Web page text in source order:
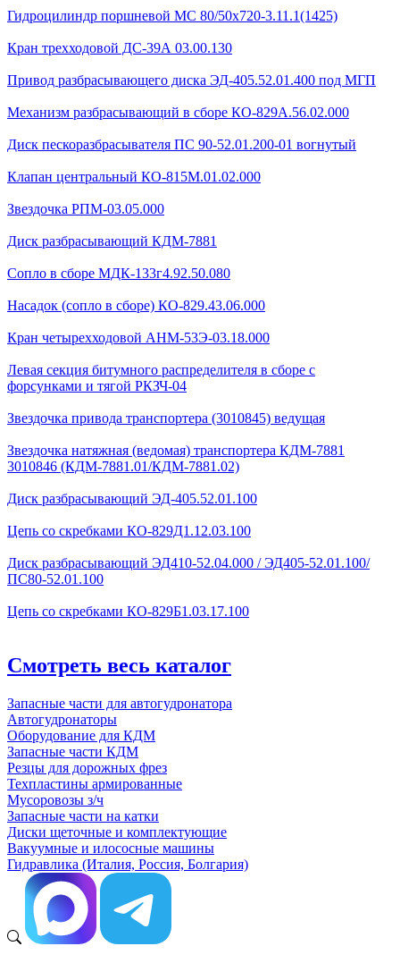
Гидроцилиндр поршневой МС 80/50х720-3.11.1(1425)
Кран трехходовой ДС-39А 03.00.130
Привод разбрасывающего диска ЭД-405.52.01.400 под МГП
Механизм разбрасывающий в сборе КО-829А.56.02.000
Диск пескоразбрасывателя ПС 90-52.01.200-01 вогнутый
Клапан центральный КО-815М.01.02.000
Звездочка РПМ-03.05.000
Диск разбрасывающий КДМ-7881
Сопло в сборе МДК-133г4.92.50.080
Насадок (сопло в сборе) КО-829.43.06.000
Кран четырехходовой AHМ-53Э-03.18.000
Левая секция битумного распределителя в сборе с
форсунками и тягой РКЗЧ-04
Звездочка привода транспортера (3010845) ведущая
Звездочка натяжная (ведомая) транспортера КДМ-7881
3010846 (КДМ-7881.01/КДМ-7881.02)
Диск разбрасывающий ЭД-405.52.01.100
Цепь со скребками КО-829Д1.12.03.100
Диск разбрасывающий ЭД410-52.04.000 / ЭД405-52.01.100/
ПС80-52.01.100
Цепь со скребками КО-829Б1.03.17.100
Смотреть весь каталог
Запасные части для автогудронатора
Автогудронаторы
Оборудование для КДМ
Запасные части КДМ
Резцы для дорожных фрез
Техпластины армированные
Мусоровозы з/ч
Запасные части на катки
Диски щеточные и комплектующие
Вакуумные и илососные машины
Гидравлика (Италия, Россия, Болгария)